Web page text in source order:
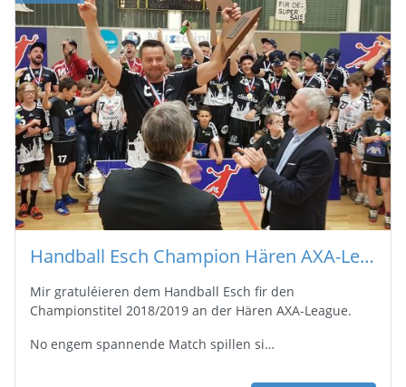
Handball Esch Champion Hären AXA-League 2018/2019
Mir gratuléieren dem Handball Esch fir den
Championstitel 2018/2019 an der Hären AXA-League.
No engem spannende Match spillen si…